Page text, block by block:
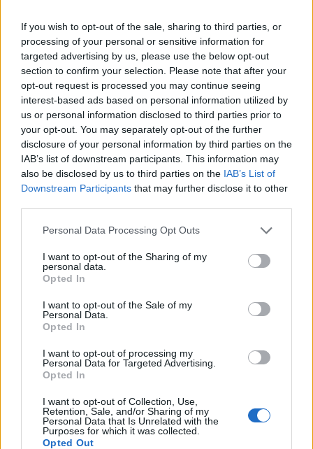
If you wish to opt-out of the sale, sharing to third parties, or
processing of your personal or sensitive information for
targeted advertising by us, please use the below opt-out
section to confirm your selection. Please note that after your
opt-out request is processed you may continue seeing
interest-based ads based on personal information utilized by
us or personal information disclosed to third parties prior to
your opt-out. You may separately opt-out of the further
disclosure of your personal information by third parties on the
IAB’s list of downstream participants. This information may
also be disclosed by us to third parties on the IAB’s List of
Downstream Participants that may further disclose it to other
Personal Data Processing Opt Outs
I want to opt-out of the Sharing of my
personal data.
Opted In
I want to opt-out of the Sale of my
Personal Data.
Opted In
I want to opt-out of processing my
Personal Data for Targeted Advertising.
Opted In
I want to opt-out of Collection, Use,
Retention, Sale, and/or Sharing of my
Personal Data that Is Unrelated with the
Purposes for which it was collected.
Opted Out
ηλικία.
Τι να κάνετε
Αν και τα νέα ευρήματα είναι ανησυχητικά, δεν
αποδεικνύουν πέραν πάσης αμφιβολίας ότι το
τσιγάρο είναι η αιτία της βαρηκοΐας στα παιδιά
που μελετήθηκαν.
Ωστόσο στην καλύτερη περίπτωση είναι ένας
συμβάλλων παράγοντας, τονίζουν οι ερευνητές.
Και συνιστούν στις γυναίκες να διακόπτουν το
κάπνισμα αμέσως μόλις μείνουν έγκυοι ή έστω
το μάθουν, ώστε να προστατεύσουν την ακοή
των παιδιών που θα φέρουν στον κόσμο.
μέλη της οικογένειας. Ή έστω δεν πρέπει να
καπνίζουν σε χώρους όπου βρίσκεται η έγκυος,
είτε είναι το σπίτι είτε το αυτοκίνητό της.